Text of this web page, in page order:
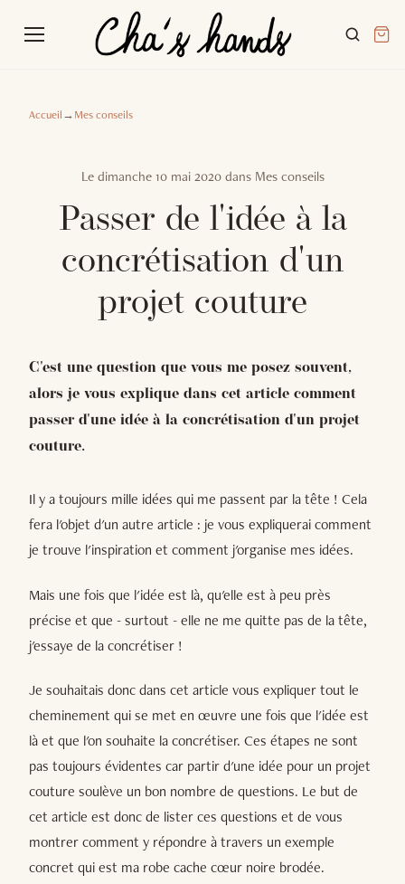
Accueil→Mes conseils
Le dimanche 10 mai 2020dans Mes conseils
Passer de l'idée à la
concrétisation d'un
projet couture
C'est une question que vous me posez souvent,
alors je vous explique dans cet article comment
passer d'une idée à la concrétisation d'un projet
couture.
Il y a toujours mille idées qui me passent par la tête ! Cela
fera l'objet d'un autre article : je vous expliquerai comment
je trouve l'inspiration et comment j'organise mes idées.
Mais une fois que l'idée est là, qu'elle est à peu près
précise et que - surtout - elle ne me quitte pas de la tête,
j'essaye de la concrétiser !
Je souhaitais donc dans cet article vous expliquer tout le
cheminement qui se met en œuvre une fois que l'idée est
là et que l'on souhaite la concrétiser. Ces étapes ne sont
pas toujours évidentes car partir d'une idée pour un projet
couture soulève un bon nombre de questions. Le but de
cet article est donc de lister ces questions et de vous
montrer comment y répondre à travers un exemple
concret qui est ma robe cache cœur noire brodée.